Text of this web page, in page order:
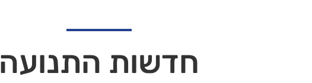
חדשות התנועה